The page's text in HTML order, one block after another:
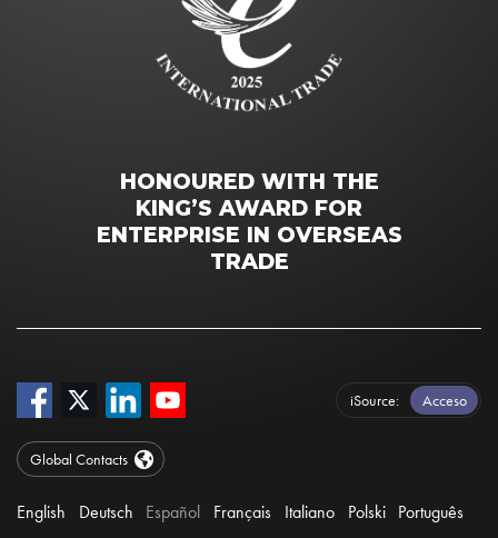
HONOURED WITH THE
KING’S AWARD FOR
ENTERPRISE IN OVERSEAS
TRADE
iSource Acceso
Global Contacts
English Deutsch Español Français Italiano Polski Português